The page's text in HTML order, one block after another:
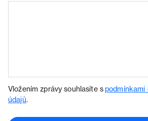
Vložením zprávy souhlasíte spodmínkami
údajů.